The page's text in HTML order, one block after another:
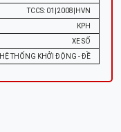
TCCS: 01|2008|HVN
KPH
XE SỐ
HỆ THỐNG KHỞI ĐỘNG - ĐỀ